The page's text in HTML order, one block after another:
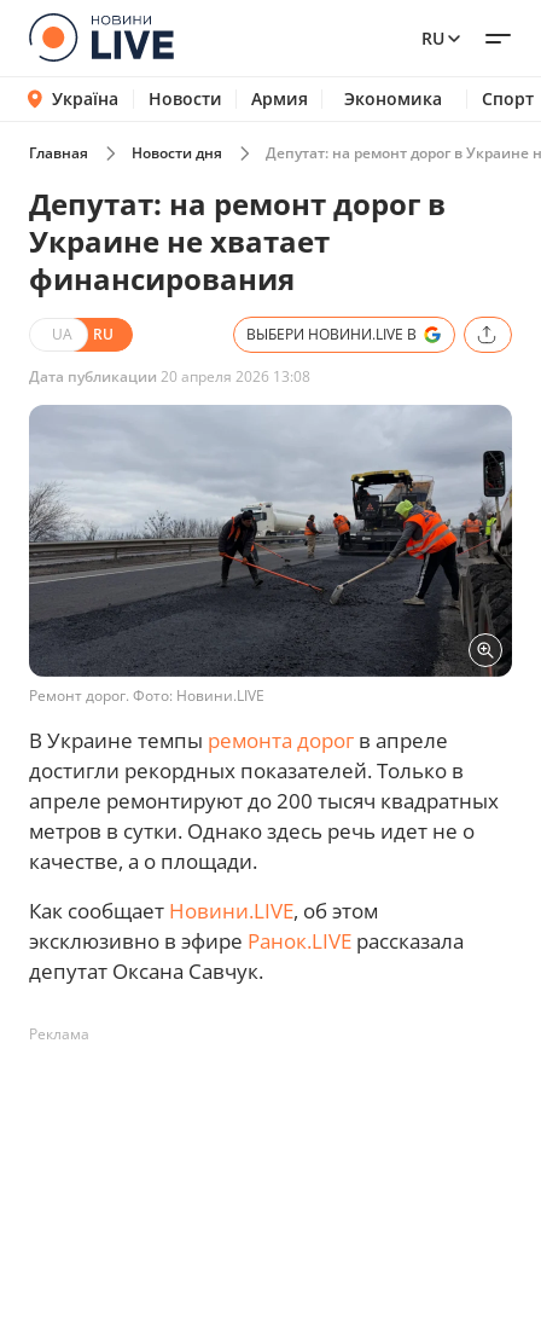
RU
Україна Новости Армия Экономика Спорт
Главная Новости дня Депутат: на ремонт дорог в Украине
Депутат: на ремонт дорог в
Украине не хватает
финансирования
UA RU ВЫБЕРИ НОВИНИ.LIVE В
Дата публикации 20 апреля 2026 13:08
Ремонт дорог. Фото: Новини.LIVE
В Украине темпы ремонта дорог в апреле
достигли рекордных показателей. Только в
апреле ремонтируют до 200 тысяч квадратных
метров в сутки. Однако здесь речь идет не о
качестве, а о площади.
Как сообщает Новини.LIVE, об этом
эксклюзивно в эфире Ранок.LIVE рассказала
депутат Оксана Савчук.
Реклама